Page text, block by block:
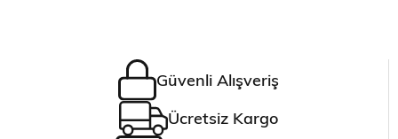
Güvenli Alışveriş
Ücretsiz Kargo